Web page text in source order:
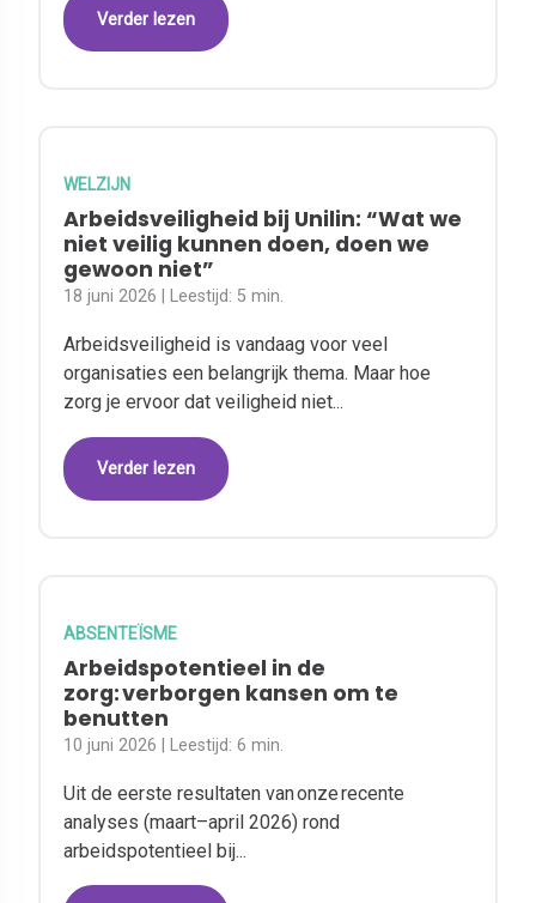
Verder lezen
WELZIJN
Arbeidsveiligheid bij Unilin: “Wat we
niet veilig kunnen doen, doen we
gewoon niet”
18 juni 2026 | Leestijd:5 min.
Arbeidsveiligheid is vandaag voor veel
organisaties een belangrijk thema. Maar hoe
zorg je ervoor dat veiligheid niet...
Verder lezen
ABSENTEÏSME
Arbeidspotentieel in de
zorg: verborgen kansen om te
benutten
10 juni 2026 | Leestijd:6 min.
Uit de eerste resultaten van onze recente
analyses (maart–april 2026) rond
arbeidspotentieel bij...